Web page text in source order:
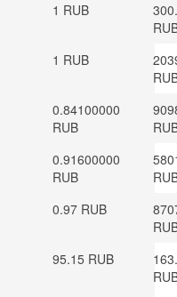
1 RUB
1 RUB
0.84100000
RUB
0.91600000
RUB
0.97 RUB
95.15 RUB